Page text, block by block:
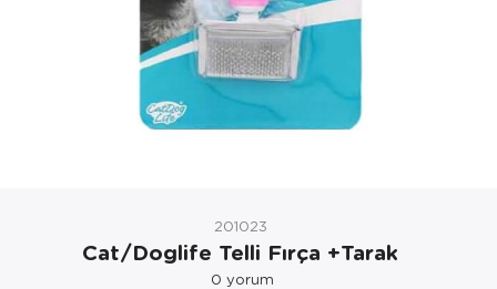
201023
Cat/Doglife Telli Fırça +Tarak
0 yorum